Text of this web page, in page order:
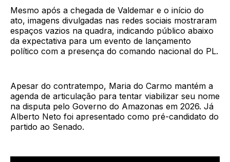
Mesmo após a chegada de Valdemar e o início do
ato, imagens divulgadas nas redes sociais mostraram
espaços vazios na quadra, indicando público abaixo
da expectativa para um evento de lançamento
político com a presença do comando nacional do PL.
Apesar do contratempo, Maria do Carmo mantém a
agenda de articulação para tentar viabilizar seu nome
na disputa pelo Governo do Amazonas em 2026. Já
Alberto Neto foi apresentado como pré-candidato do
partido ao Senado.